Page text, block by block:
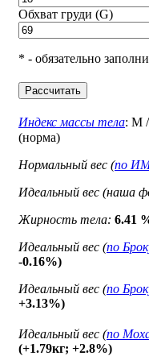
Обхват груди (G)
* - обязательно
Рассчитать
Индекс массы тела: M
(норма)
Нормальный вес (по
Идеальный вес (наша
Жирность тела: 6.41
Идеальный вес (по
-0.16%)
Идеальный вес (по
+3.13%)
Идеальный вес (по
(+1.79кг; +2.8%)